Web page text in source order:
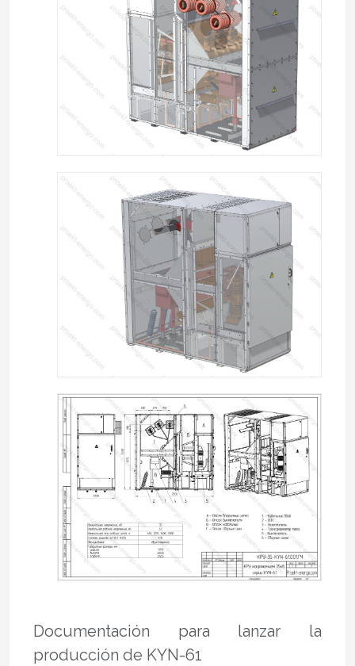
Documentación para lanzar la
producción de KYN-61